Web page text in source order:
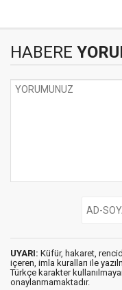
HABERE
UYARI: Küfür, hakaret,
içeren, imla kuralları ile
Türkçe karakter
onaylanmamaktadır.